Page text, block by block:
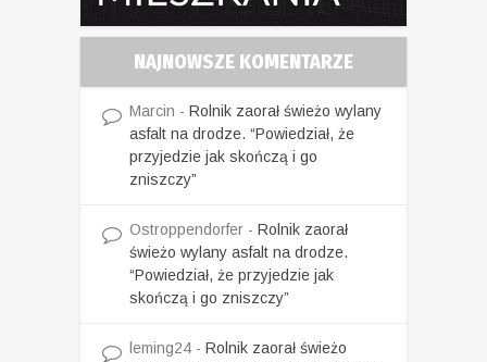
NAJNOWSZE KOMENTARZE
Marcin - Rolnik zaorał świeżo wylany
asfalt na drodze. “Powiedział, że
przyjedzie jak skończą i go
zniszczy”
Ostroppendorfer - Rolnik zaorał
świeżo wylany asfalt na drodze.
“Powiedział, że przyjedzie jak
skończą i go zniszczy”
leming24 - Rolnik zaorał świeżo